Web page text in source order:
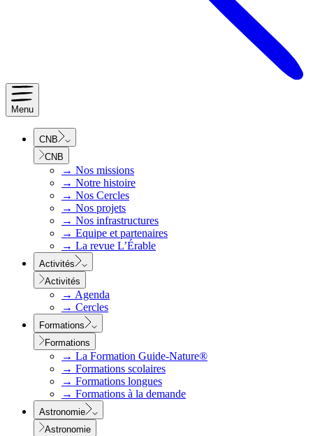
Menu
CNB
CNB
→ Nos missions
→ Notre histoire
→ Nos Cercles
→ Nos projets
→ Nos infrastructures
→ Equipe et partenaires
→ La revue L’Érable
Activités
Activités
→ Agenda
→ Cercles
Formations
Formations
→ La Formation Guide-Nature®
→ Formations scolaires
→ Formations longues
→ Formations à la demande
Astronomie
Astronomie